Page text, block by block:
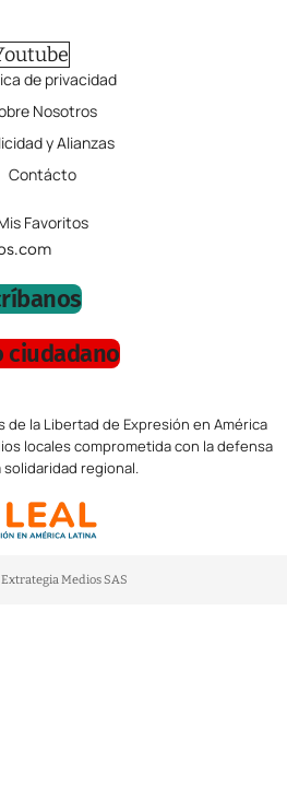
de privacidad
Nosotros
y Alianzas
Contácto
Favoritos
ciudadano
de la Libertad de Expresión en América
locales comprometida con la defensa
regional.
Medios SAS